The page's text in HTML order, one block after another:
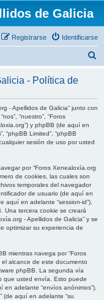
de Galicia
Identificarse
Registrarse
c
- Política de
- Apellidos de Galicia” junto con
“nuestro”, “Foros
y phpBB (de aquí en
“phpBB Limited”, “phpBB
sesión de uso por usted
por “Foros Xenealoxía.org
de cookies, las cuales son
temporales del navegador
de usuario (de aquí en
aquí en adelante “session-id”),
Una tercera cookie se creará
- Apellidos de Galicia” y se
optimizar su experiencia de
mientras navega por “Foros
alcance de este documento
phpBB. La segunda vía
que usted envía. Esto puede
adelante “envíos anónimos”),
(de aquí en adelante “su